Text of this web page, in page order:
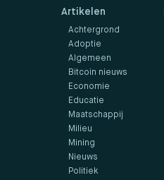
Artikelen
Achtergrond
Adoptie
Algemeen
Bitcoin nieuws
Economie
Educatie
Maatschappij
Milieu
Mining
Nieuws
Politiek